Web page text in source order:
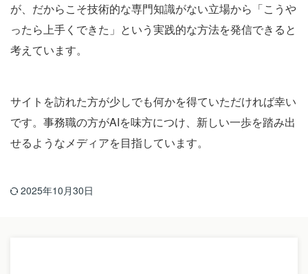
が、だからこそ技術的な専門知識がない立場から「こうや
ったら上手くできた」という実践的な方法を発信できると
考えています。
サイトを訪れた方が少しでも何かを得ていただければ幸い
です。事務職の方がAIを味方につけ、新しい一歩を踏み出
せるようなメディアを目指しています。
2025年10月30日